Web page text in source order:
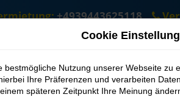
+4939443625118
Cookie
bestmögliche Nutzung unserer Webseite zu
Ihre Präferenzen und verarbeiten
späteren Zeitpunkt Ihre Meinung